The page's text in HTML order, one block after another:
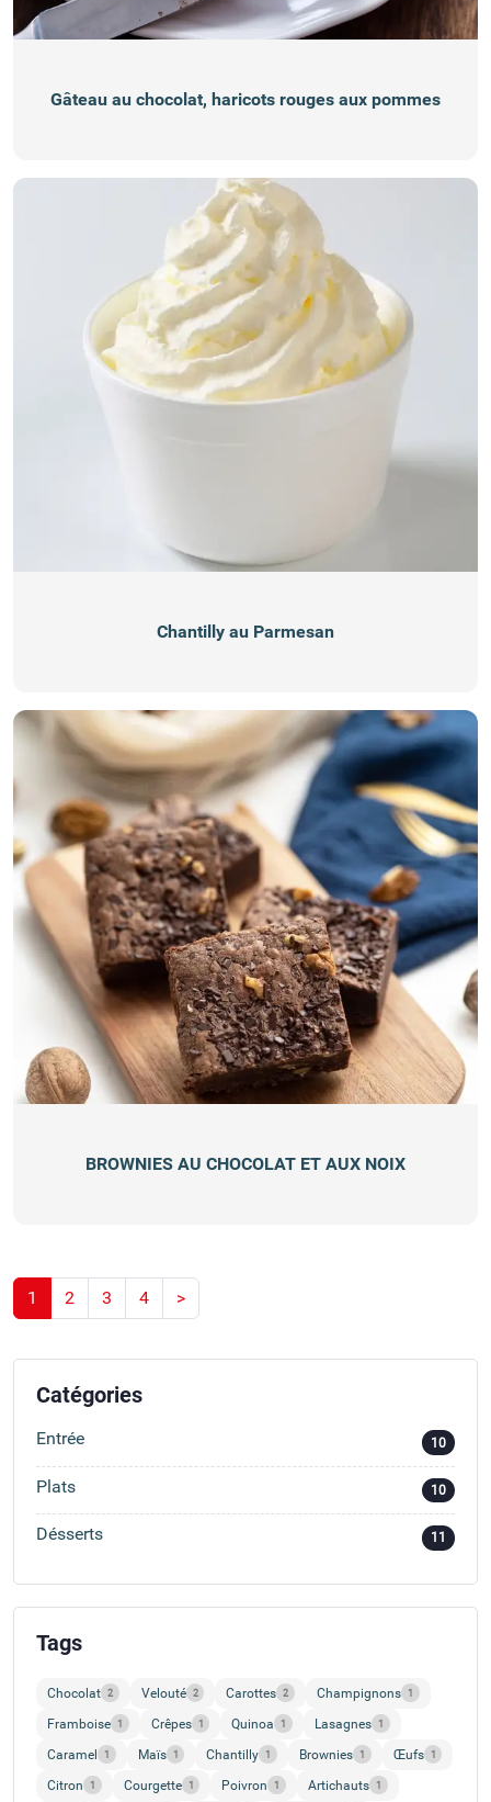
Gâteau au chocolat, haricots rouges aux pommes
Chantilly au Parmesan
BROWNIES AU CHOCOLAT ET AUX NOIX
1 2 3 4 >
Catégories
Entrée 10
Plats 10
Désserts 11
Tags
Chocolat 2 Velouté 2 Carottes 2 Champignons 1
Framboise 1 Crêpes 1 Quinoa 1 Lasagnes 1
Caramel 1 Maïs 1 Chantilly 1 Brownies 1 Œufs 1
Citron 1 Courgette 1 Poivron 1 Artichauts 1